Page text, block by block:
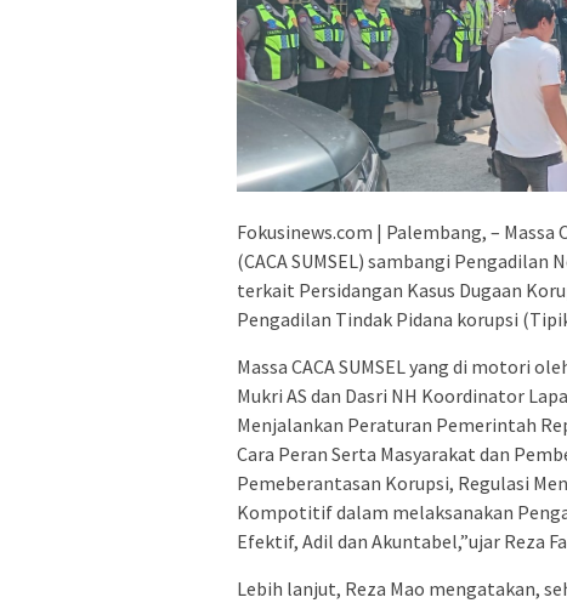
Fokusinews.com | Palembang, –
(CACA SUMSEL) sambangi
terkait Persidangan Kasus Dugaan
Pengadilan Tindak Pidana korupsi
Massa CACA SUMSEL yang di motori
Mukri AS dan Dasri NH Koordinator
Menjalankan Peraturan Pemerintah
Cara Peran Serta Masyarakat dan
Pemeberantasan Korupsi, Regulasi
Kompotitif dalam melaksanakan
Efektif, Adil dan Akuntabel,”ujar Reza
Lebih lanjut, Reza Mao mengatakan,